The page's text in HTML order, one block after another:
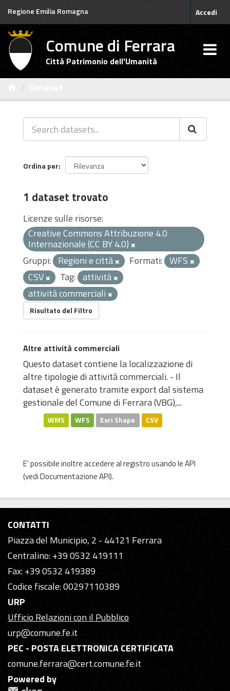
Salta
contenuto
Regione Emilia Romagna Accedi
Comune di Ferrara
Città Patrimonio dell'Umanità
Ordina per
1 dataset trovato
Licenze sulle risorse:
Creative Commons Attribuzione 4.0
Internazionale (CC BY 4.0)
Gruppi: Regioni e città Formati: WFS
CSV
Tag: attività
attività commerciali
Risultato del Filtro
Altre attività commerciali
Questo dataset contiene la localizzazione di
altre tipologie di attività commerciali. - Il
dataset è generato tramite export dal sistema
gestionale del Comune di Ferrara (VBG),...
WMS WFS Esri Shape CSV
E' possibile inoltre accedere al registro usando leAPI
(vediDocumentazione API).
CONTATTI
Piazza del Municipio, 2 - 44121 Ferrara
Centralino: +39 0532 419111
Fax: +39 0532 419389
Codice fiscale: 00297110389
URP
Ufficio Relazioni con il Pubblico
urp@comune.fe.it
PEC - POSTA ELETTRONICA CERTIFICATA
comune.ferrara@cert.comune.fe.it
Powered by